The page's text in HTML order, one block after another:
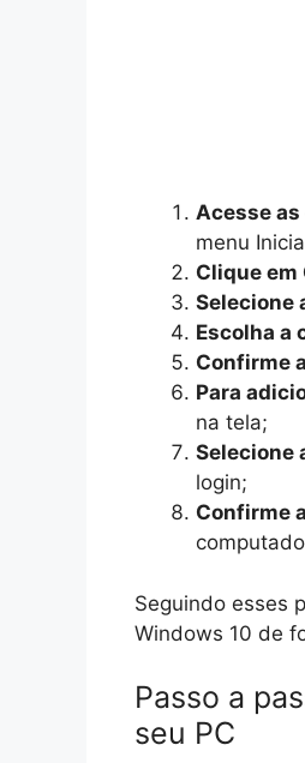
Acesse
menu
Clique em
Selecione
Escolha a
Confirme
Para
na tela;
Selecione
login;
Confirme
Seguindo esses
Windows 10 de
Passo a
seu PC